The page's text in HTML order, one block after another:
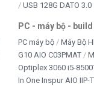
USB 128G DATO 3.0
PC - máy bộ - build
PC máy bộ
Máy Bộ
G10 AIO C03PMAT
Optiplex 3060 i5-
In One Inspur AIO IIP-